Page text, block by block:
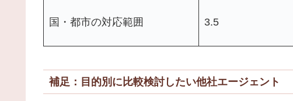
国・都市の対応範囲 3.5
補足：目的別に比較検討したい他社エージェント